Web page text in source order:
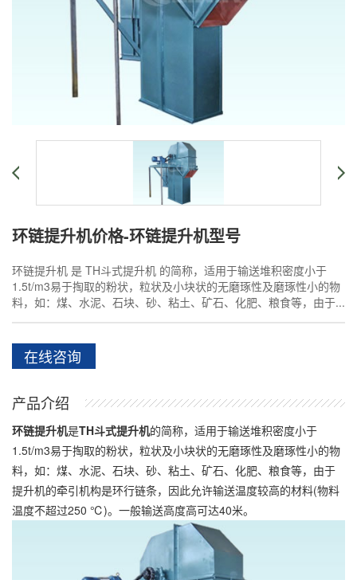
环链提升机价格-环链提升机型号
环链提升机 是 TH斗式提升机 的简称，适用于输送堆积密度小于
1.5t/m3易于掏取的粉状，粒状及小块状的无磨琢性及磨琢性小的物
料，如：煤、水泥、石块、砂、粘土、矿石、化肥、粮食等，由于...
在线咨询
产品介绍
环链提升机是TH斗式提升机的简称，适用于输送堆积密度小于
1.5t/m3易于掏取的粉状，粒状及小块状的无磨琢性及磨琢性小的物
料，如：煤、水泥、石块、砂、粘土、矿石、化肥、粮食等，由于
提升机的牵引机构是环行链条，因此允许输送温度较高的材料(物料
温度不超过250 ℃)。一般输送高度高可达40米。